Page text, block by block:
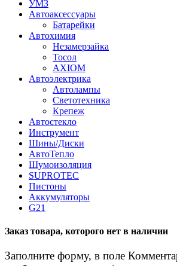
УМЗ
Автоаксессуары
Батарейки
Автохимия
Незамерзайка
Тосол
AXIOM
Автоэлектрика
Автолампы
Светотехника
Крепеж
Автостекло
Инструмент
Шины/Диски
АвтоТепло
Шумоизоляция
SUPROTEC
Пистоны
Аккумуляторы
G21
Заказ товара, которого нет в наличии
Заполните форму, в поле